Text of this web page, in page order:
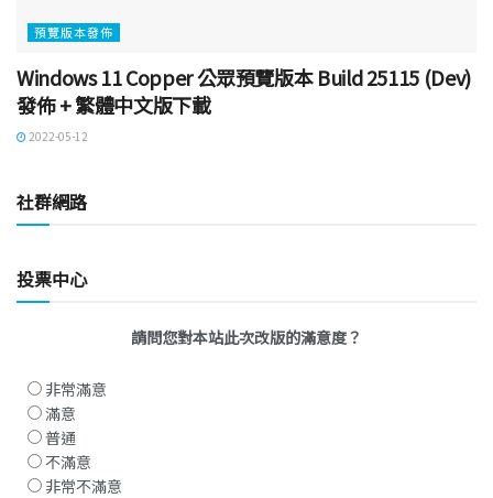
預覽版本發佈
Windows 11 Copper 公眾預覽版本 Build 25115 (Dev)
發佈 + 繁體中文版下載
2022-05-12
社群網路
投票中心
請問您對本站此次改版的滿意度？
非常滿意
滿意
普通
不滿意
非常不滿意